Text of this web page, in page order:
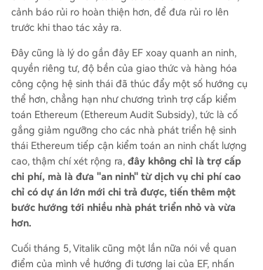
cảnh báo rủi ro hoàn thiện hơn, để đưa rủi ro lên
trước khi thao tác xảy ra.
Đây cũng là lý do gần đây EF xoay quanh an ninh,
quyền riêng tư, độ bền của giao thức và hàng hóa
công cộng hệ sinh thái đã thúc đẩy một số hướng cụ
thể hơn, chẳng hạn như chương trình trợ cấp kiểm
toán Ethereum (Ethereum Audit Subsidy), tức là cố
gắng giảm ngưỡng cho các nhà phát triển hệ sinh
thái Ethereum tiếp cận kiểm toán an ninh chất lượng
cao, thậm chí xét rộng ra, đây không chỉ là trợ cấp
chi phí, mà là đưa "an ninh" từ dịch vụ chi phí cao
chỉ có dự án lớn mới chi trả được, tiến thêm một
bước hướng tới nhiều nhà phát triển nhỏ và vừa
hơn.
Cuối tháng 5, Vitalik cũng một lần nữa nói về quan
điểm của mình về hướng đi tương lai của EF, nhấn